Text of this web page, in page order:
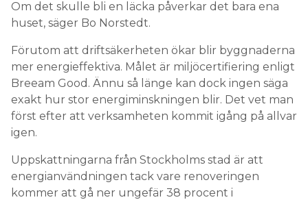
Om det skulle bli en läcka påverkar det bara ena
huset, säger Bo Norstedt.
Förutom att driftsäkerheten ökar blir byggnaderna
mer energieffektiva. Målet är miljöcertifiering enligt
Breeam Good. Ännu så länge kan dock ingen säga
exakt hur stor energiminskningen blir. Det vet man
först efter att verksamheten kommit igång på allvar
igen.
Uppskattningarna från Stockholms stad är att
energianvändningen tack vare renoveringen
kommer att gå ner ungefär 38 procent i